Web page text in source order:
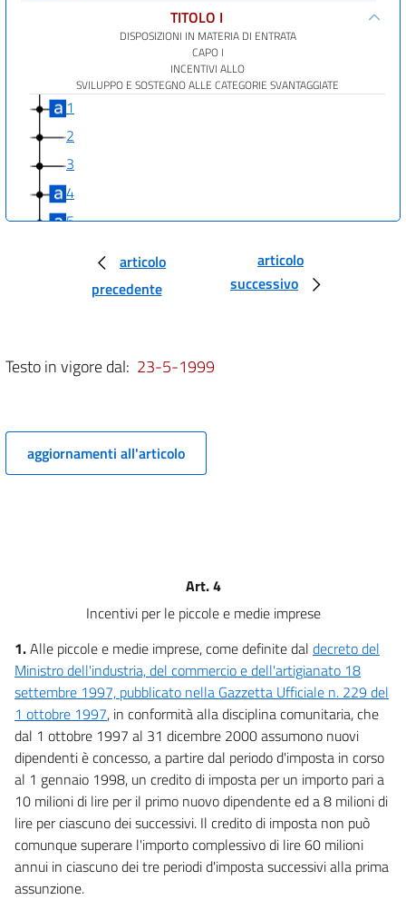
TITOLO I
DISPOSIZIONI IN MATERIA DI ENTRATA
CAPO I
INCENTIVI ALLO
SVILUPPO E SOSTEGNO ALLE CATEGORIE SVANTAGGIATE
1
2
3
4
5
10
13
14
TITOLO I
DISPOSIZIONI IN MATERIA
DI ENTRATA
DISPOSIZIONI
IN MATERIA DI SEMPLIFICAZIONE
E RAZIONALIZZAZIONE
18
TITOLO I
DISPOSIZIONI IN MATERIA
DI ENTRATA
CAPO III
DISPOSIZIONI PER IL RECUPERO
DELLA BASE IMPONIBILE E PER
L'EFFICIENZA DELL'AMMINISTRAZIONE
FINANZIARIA
19
articolo
precedente
articolo
successivo
Testo in vigore dal: 23-5-1999
aggiornamenti all'articolo
Art. 4
Incentivi per le piccole e medie imprese
1.Alle piccole e medie imprese, come definite dal decreto del
Ministro dell'industria, del commercio e dell'artigianato 18
settembre 1997, pubblicato nella Gazzetta Ufficiale n. 229 del
1 ottobre 1997, in conformità alla disciplina comunitaria, che
dal 1 ottobre 1997 al 31 dicembre 2000 assumono nuovi
dipendenti è concesso, a partire dal periodo d'imposta in corso
al 1 gennaio 1998, un credito di imposta per un importo pari a
10 milioni di lire per il primo nuovo dipendente ed a 8 milioni di
lire per ciascuno dei successivi. Il credito di imposta non può
comunque superare l'importo complessivo di lire 60 milioni
annui in ciascuno dei tre periodi d'imposta successivi alla prima
assunzione.